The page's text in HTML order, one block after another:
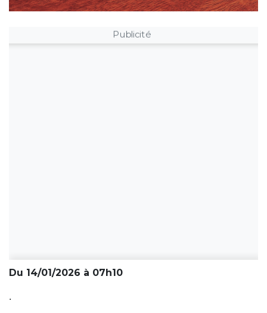
Publicité
Du 14/01/2026 à 07h10
.